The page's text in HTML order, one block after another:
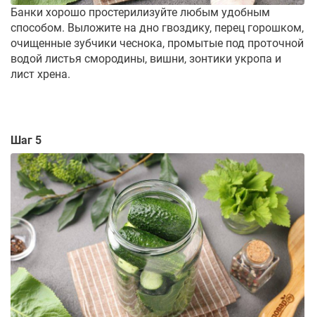
Банки хорошо простерилизуйте любым удобным
способом. Выложите на дно гвоздику, перец горошком,
очищенные зубчики чеснока, промытые под проточной
водой листья смородины, вишни, зонтики укропа и
лист хрена.
Шаг 5